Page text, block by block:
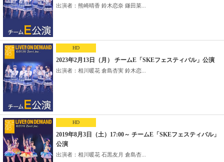
出演者：熊崎晴香 鈴木恋奈 鎌田菜...
HD
2023年2月13日（月） チームE「SKEフェスティバル」公演
出演者：相川暖花 倉島杏実 鈴木恋...
HD
2019年8月3日（土）17:00～ チームE「SKEフェスティバル」
公演
出演者：相川暖花 石黒友月 倉島杏...